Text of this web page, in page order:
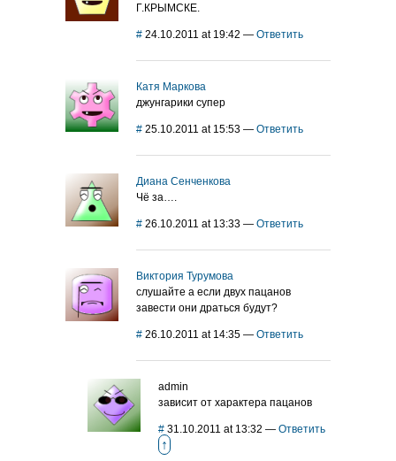
Г.КРЫМСКЕ.
# 24.10.2011 at 19:42 — Ответить
Катя Маркова
джунгарики супер
# 25.10.2011 at 15:53 — Ответить
Диана Сенченкова
Чё за….
# 26.10.2011 at 13:33 — Ответить
Виктория Турумова
слушайте а если двух пацанов
завести они драться будут?
# 26.10.2011 at 14:35 — Ответить
admin
зависит от характера пацанов
# 31.10.2011 at 13:32 — Ответить
↑